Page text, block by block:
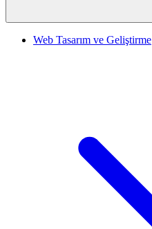
Web Tasarım ve Geliştirme